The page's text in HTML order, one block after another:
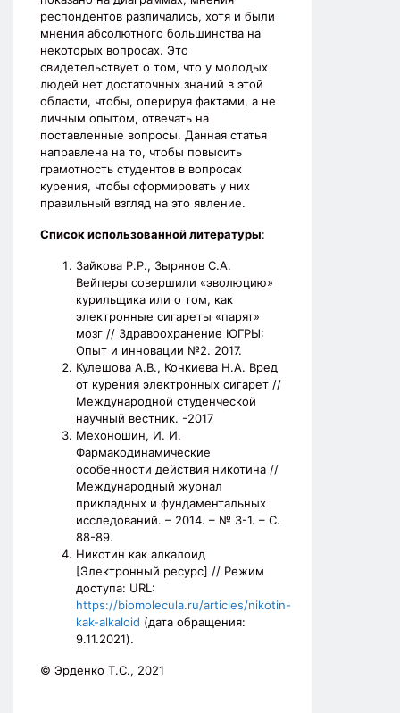
респондентов различались, хотя и были
мнения абсолютного большинства на
некоторых вопросах. Это
свидетельствует о том, что у молодых
людей нет достаточных знаний в этой
области, чтобы, оперируя фактами, а не
личным опытом, отвечать на
поставленные вопросы. Данная статья
направлена на то, чтобы повысить
грамотность студентов в вопросах
курения, чтобы сформировать у них
правильный взгляд на это явление.
Список использованной литературы:
Зайкова Р.Р., Зырянов С.А.
Вейперы совершили «эволюцию»
курильщика или о том, как
электронные сигареты «парят»
мозг // Здравоохранение ЮГРЫ:
Опыт и инновации №2. 2017.
Кулешова А.В., Конкиева Н.А. Вред
от курения электронных сигарет //
Международной студенческой
научный вестник. -2017
Мехоношин, И. И.
Фармакодинамические
особенности действия никотина //
Международный журнал
прикладных и фундаментальных
исследований. – 2014. – № 3-1. – С.
88-89.
Никотин как алкалоид
[Электронный ресурс] // Режим
доступа: URL:
https://biomolecula.ru/articles/nikotin-
kak-alkaloid (дата обращения:
9.11.2021).
© Эрденко Т.С., 2021